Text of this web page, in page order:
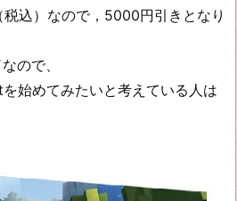
込）なので，5000円引きとなり
ので、
始めてみたいと考えている人は